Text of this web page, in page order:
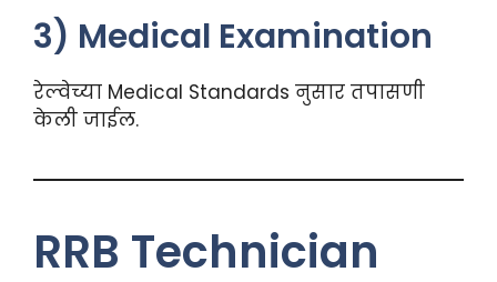
3) Medical Examination
रेल्वेच्या Medical Standards नुसार तपासणी
केली जाईल.
RRB Technician